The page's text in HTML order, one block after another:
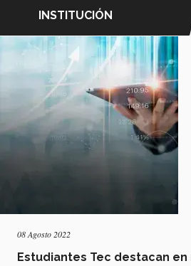
INSTITUCIÓN
08 Agosto 2022
Estudiantes Tec destacan